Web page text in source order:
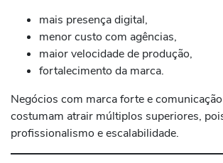
mais presença digital,
menor custo com agências,
maior velocidade de produção,
fortalecimento da marca.
Negócios com marca forte e
costumam atrair múltiplos superiores,
profissionalismo e escalabilidade.